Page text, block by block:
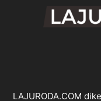
LAJURODA.COM